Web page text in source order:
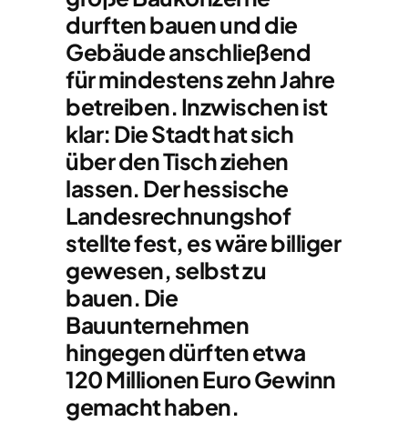
durften bauen und die
Gebäude anschließend
für mindestens zehn Jahre
betreiben. Inzwischen ist
klar: Die Stadt hat sich
über den Tisch ziehen
lassen. Der hessische
Landesrechnungshof
stellte fest, es wäre billiger
gewesen, selbst zu
bauen. Die
Bauunternehmen
hingegen dürften etwa
120 Millionen Euro Gewinn
gemacht haben.